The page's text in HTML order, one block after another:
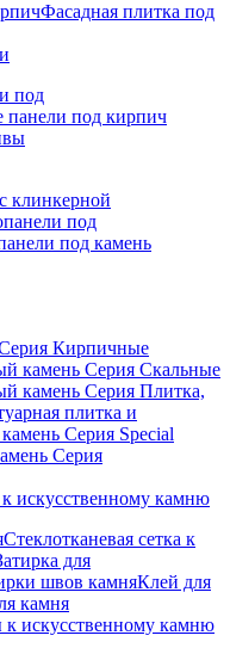
Фасадная плитка под
под
под кирпич
клинкерной
под
под камень
Кирпичные
камень Серия Скальные
камень Серия Плитка,
плитка и
Серия Special
Серия
искусственному камню
Стеклотканевая сетка к
для
швов камняКлей для
камня
к искусственному камню